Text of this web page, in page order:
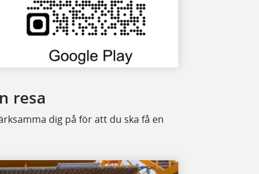
resa
dig på för att du ska få en